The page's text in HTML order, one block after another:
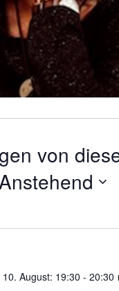
von
10. August: 19:30 - 20:30